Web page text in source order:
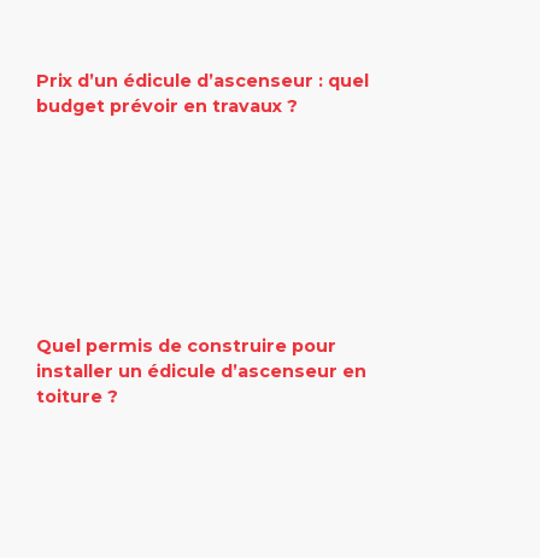
Prix d’un édicule d’ascenseur : quel
budget prévoir en travaux ?
Quel permis de construire pour
installer un édicule d’ascenseur en
toiture ?